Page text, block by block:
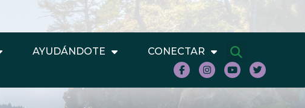
AYUDÁNDOTE CONECTAR